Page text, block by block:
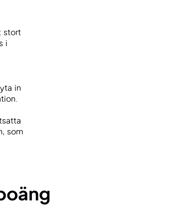
stort
i
in
som